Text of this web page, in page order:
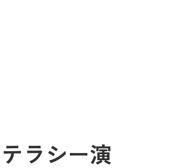
ラシー演